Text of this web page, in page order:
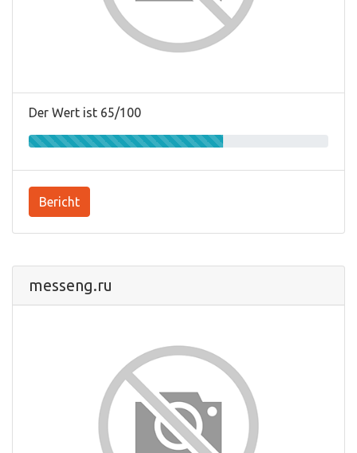
Der Wert ist 65/100
Bericht
messeng.ru